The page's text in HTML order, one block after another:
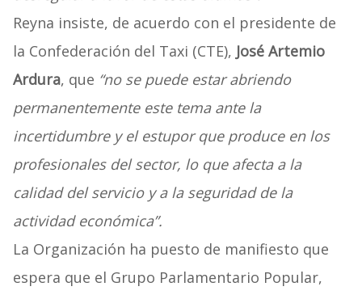
Reyna insiste, de acuerdo con el presidente de
la Confederación del Taxi (CTE), José Artemio
Ardura, que “no se puede estar abriendo
permanentemente este tema ante la
incertidumbre y el estupor que produce en los
profesionales del sector, lo que afecta a la
calidad del servicio y a la seguridad de la
actividad económica”.
La Organización ha puesto de manifiesto que
espera que el Grupo Parlamentario Popular,